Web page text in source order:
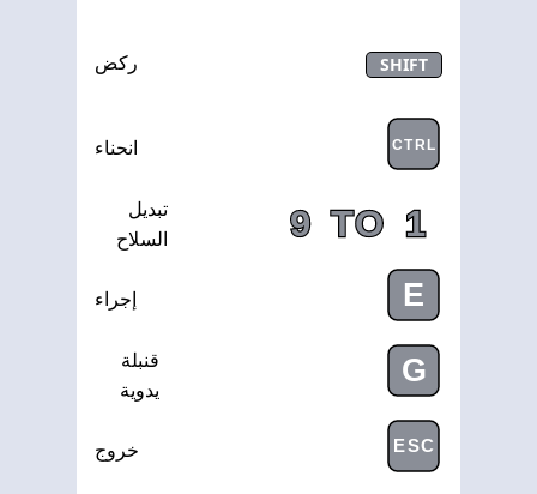
SHIFT ركض
CTRL انحناء
1
TO
9
تبديل
السلاح
E إجراء
G
قنبلة
يدوية
ESC خروج